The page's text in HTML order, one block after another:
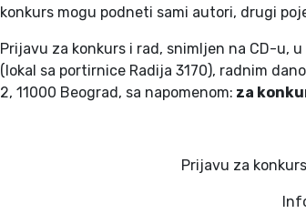
konkurs mogu podneti sami autori, drugi
Prijavu za konkurs i rad, snimljen na CD-u, u
(lokal sa portirnice Radija 3170), radnim
2, 11000 Beograd, sa napomenom: za
Prijavu za